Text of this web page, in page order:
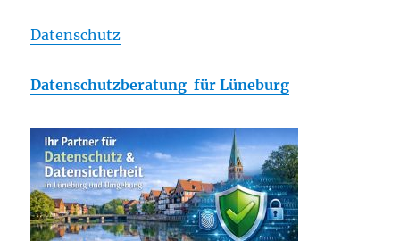
Datenschutz
Datenschutzberatung für Lüneburg